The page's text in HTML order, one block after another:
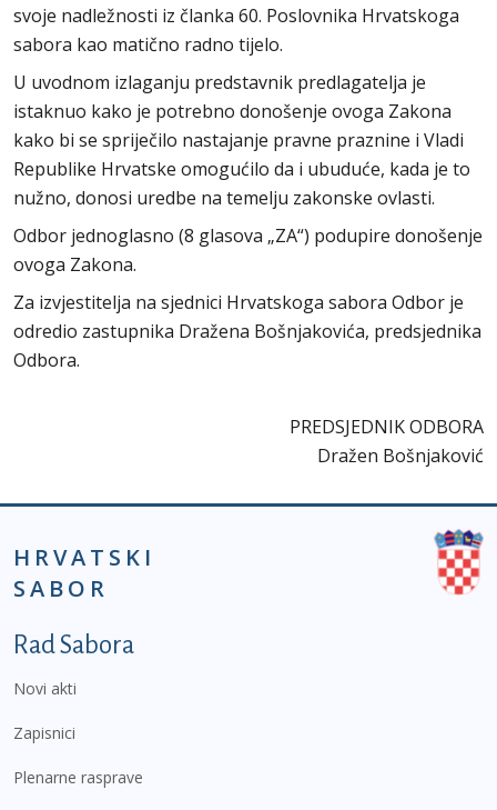
svoje nadležnosti iz članka 60. Poslovnika Hrvatskoga
sabora kao matično radno tijelo.
U uvodnom izlaganju predstavnik predlagatelja je
istaknuo kako je potrebno donošenje ovoga Zakona
kako bi se spriječilo nastajanje pravne praznine i Vladi
Republike Hrvatske omogućilo da i ubuduće, kada je to
nužno, donosi uredbe na temelju zakonske ovlasti.
Odbor jednoglasno (8 glasova „ZA“) podupire donošenje
ovoga Zakona.
Za izvjestitelja na sjednici Hrvatskoga sabora Odbor je
odredio zastupnika Dražena Bošnjakovića, predsjednika
Odbora.
PREDSJEDNIK ODBORA
Dražen Bošnjaković
HRVATSKI
SABOR
Podnožje prvi izbornik
Rad Sabora
Novi akti
Zapisnici
Plenarne rasprave